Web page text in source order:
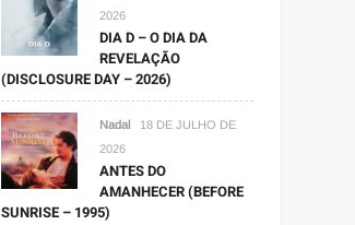
2026
DIA D – O DIA DA
REVELAÇÃO
(DISCLOSURE DAY – 2026)
Nadal
18 DE JULHO DE
2026
ANTES DO
AMANHECER (BEFORE
SUNRISE – 1995)